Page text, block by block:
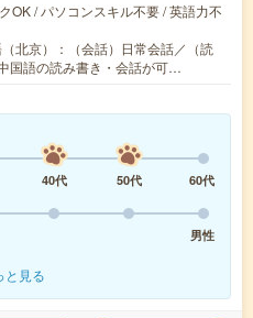
OK / パソコンスキル不要 / 英語力不
北京）：（会話）日常会話／（読
国語の読み書き・会話が可…
40代 50代
60代
男性
と見る